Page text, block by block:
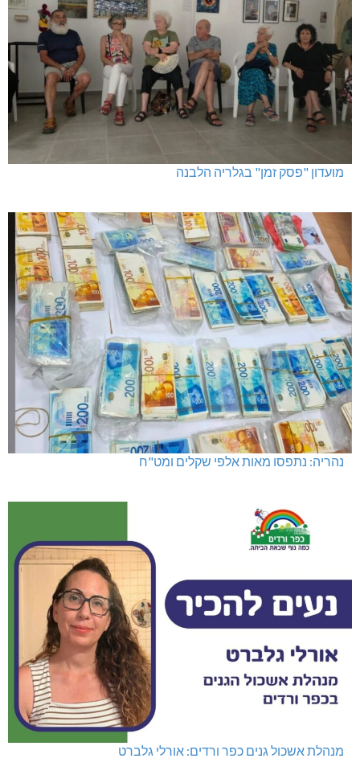
מועדון "פסק זמן" בגלריה הלבנה
נהריה: נתפסו מאות אלפי שקלים ומט"ח
מנהלת אשכול גנים כפר ורדים: אורלי גלברט